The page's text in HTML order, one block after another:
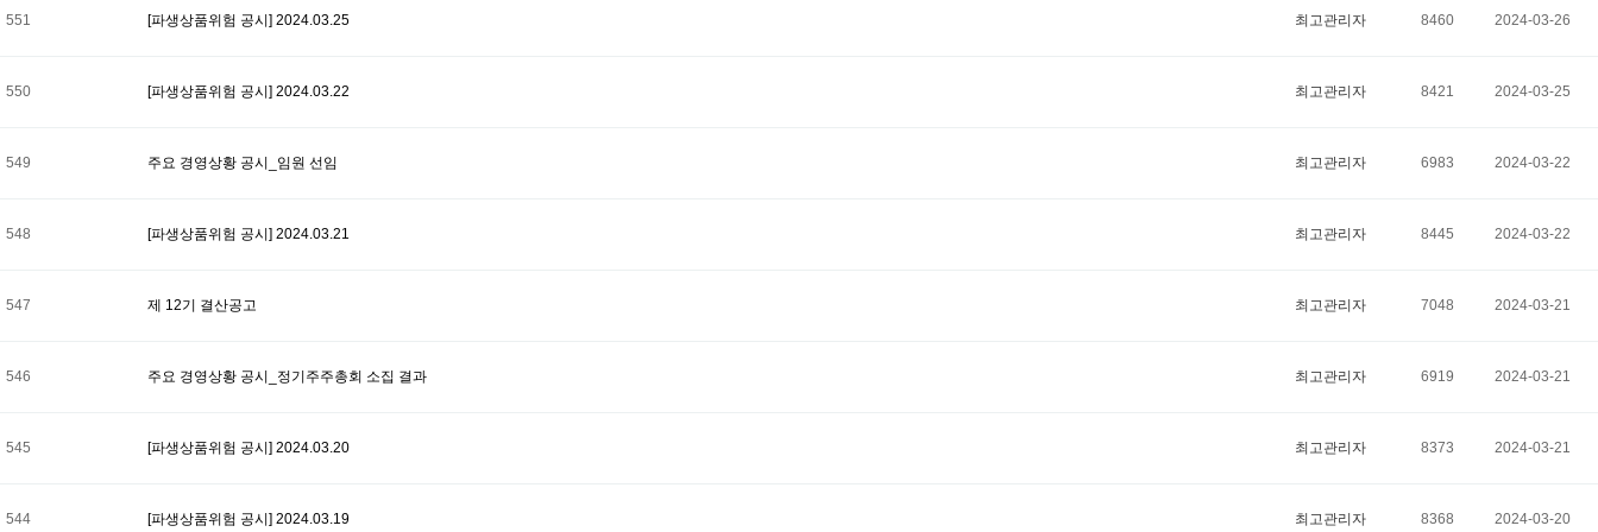
551 [파생상품위험 공시] 2024.03.25 최고관리자 8460 2024-03-26
550 [파생상품위험 공시] 2024.03.22 최고관리자 8421 2024-03-25
549 주요 경영상황 공시_임원 선임 최고관리자 6983 2024-03-22
548 [파생상품위험 공시] 2024.03.21 최고관리자 8445 2024-03-22
547 제 12기 결산공고 최고관리자 7048 2024-03-21
546 주요 경영상황 공시_정기주주총회 소집 결과 최고관리자 6919 2024-03-21
545 [파생상품위험 공시] 2024.03.20 최고관리자 8373 2024-03-21
544 [파생상품위험 공시] 2024.03.19 최고관리자 8368 2024-03-20